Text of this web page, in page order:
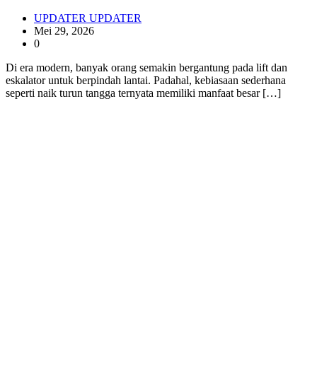
UPDATER UPDATER
Mei 29, 2026
0
Di era modern, banyak orang semakin bergantung pada lift dan
eskalator untuk berpindah lantai. Padahal, kebiasaan sederhana
seperti naik turun tangga ternyata memiliki manfaat besar […]